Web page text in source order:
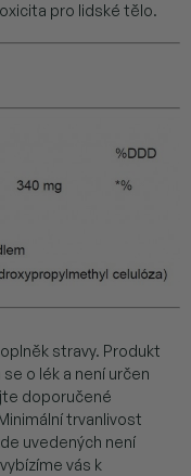
pro lidské tělo.
stravy. Produkt
o lék a není určen
doporučené
trvanlivost
uvedených není
vás k